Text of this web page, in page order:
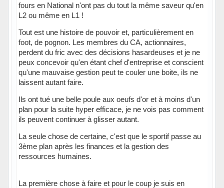
fours en National n'ont pas du tout la même saveur qu'en
L2 ou même en L1 !
Tout est une histoire de pouvoir et, particulièrement en
foot, de pognon. Les membres du CA, actionnaires,
perdent du fric avec des décisions hasardeuses et je ne
peux concevoir qu'en étant chef d'entreprise et conscient
qu'une mauvaise gestion peut te couler une boite, ils ne
laissent autant faire.
Ils ont tué une belle poule aux oeufs d'or et à moins d'un
plan pour la suite hyper efficace, je ne vois pas comment
ils peuvent continuer à glisser autant.
La seule chose de certaine, c'est que le sportif passe au
3ème plan après les finances et la gestion des
ressources humaines.
La première chose à faire et pour le coup je suis en